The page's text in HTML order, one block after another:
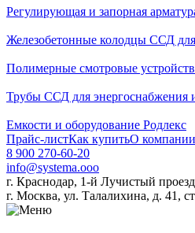
Регулирующая и запорная
Железобетонные колодцы ССД для
Полимерные смотровые
Трубы ССД для энергоснабжения
Емкости и оборудование Родлекс
Прайс-листКак купитьО компании
8 900 270-60-20
info@systema.ooo
г. Краснодар, 1-й Лучистый
г. Москва, ул. Талалихина, д. 41,